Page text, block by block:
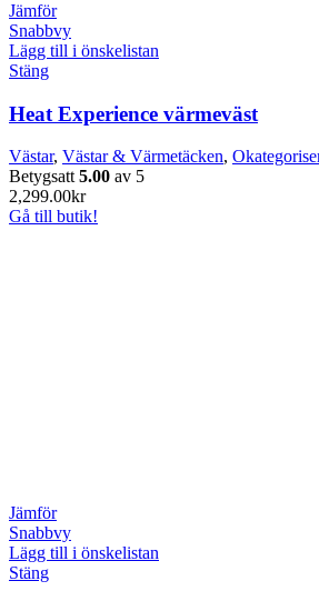
Jämför
Snabbvy
Lägg till i önskelistan
Stäng
Heat Experience värmeväst
Västar, Västar & Värmetäcken,
Betygsatt5.00 av 5
2,299.00kr
Gå till butik!
Jämför
Snabbvy
Lägg till i önskelistan
Stäng